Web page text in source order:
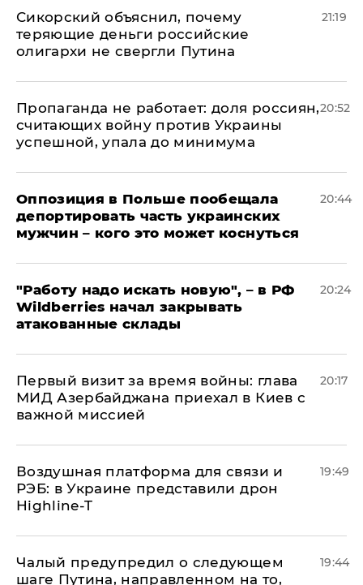
Сикорский объяснил, почему
теряющие деньги российские
олигархи не свергли Путина
21:19
​Пропаганда не работает: доля россиян,
считающих войну против Украины
успешной, упала до минимума
20:52
Оппозиция в Польше пообещала
депортировать часть украинских
мужчин – кого это может коснуться
20:44
"Работу надо искать новую", – в РФ
Wildberries начал закрывать
атакованные склады
20:24
Первый визит за время войны: глава
МИД Азербайджана приехал в Киев с
важной миссией
20:17
Воздушная платформа для связи и
РЭБ: в Украине представили дрон
Highline-T
19:49
Чалый предупредил о следующем
шаге Путина, направленном на то,
19:44